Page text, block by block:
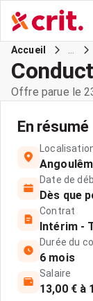
Accueil
Offre parue le
En résumé
Date de
Dès que
Contrat
Intérim -
Durée du
6 mois
Salaire
13,00 € à